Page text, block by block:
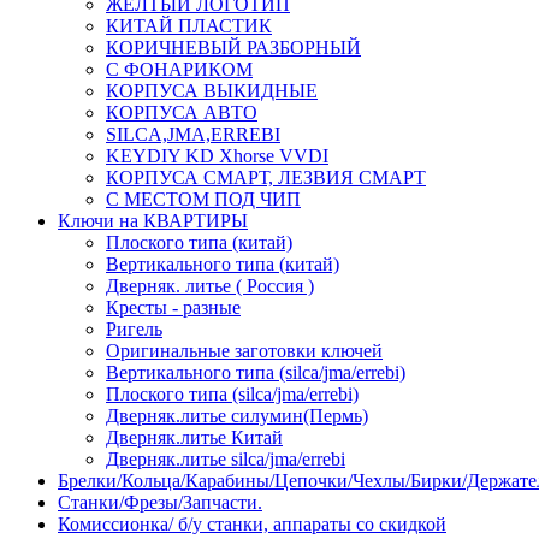
ЖЕЛТЫЙ ЛОГОТИП
КИТАЙ ПЛАСТИК
КОРИЧНЕВЫЙ РАЗБОРНЫЙ
С ФОНАРИКОМ
КОРПУСА ВЫКИДНЫЕ
КОРПУСА АВТО
SILCA,JMA,ERREBI
KEYDIY KD Xhorse VVDI
КОРПУСА СМАРТ, ЛЕЗВИЯ СМАРТ
С МЕСТОМ ПОД ЧИП
Ключи на КВАРТИРЫ
Плоского типа (китай)
Вертикального типа (китай)
Дверняк. литье ( Россия )
Кресты - разные
Ригель
Оригинальные заготовки ключей
Вертикального типа (silca/jma/errebi)
Плоского типа (silca/jma/errebi)
Дверняк.литье силумин(Пермь)
Дверняк.литье Китай
Дверняк.литье silca/jma/errebi
Брелки/Кольца/Карабины/Цепочки/Чехлы/Бирки/
Станки/Фрезы/Запчасти.
Комиссионка/ б/у станки, аппараты со скидкой